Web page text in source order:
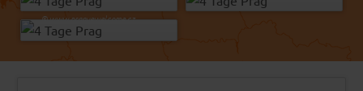
© www.praguewelcome.cz